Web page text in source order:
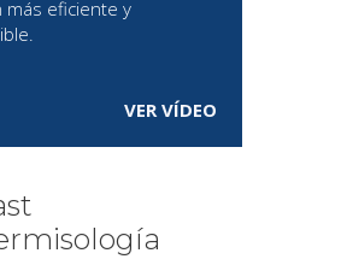
más eficiente y
VER VÍDEO